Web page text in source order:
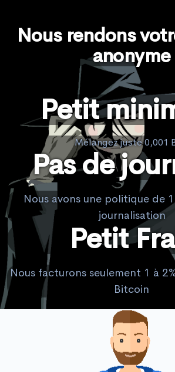
Nous rendons
anonyme
Petit
Mélangez juste 0,001
Pas de
Nous avons une politique de
journalisation
Petit
Nous facturons seulement 1 à
Bitcoin